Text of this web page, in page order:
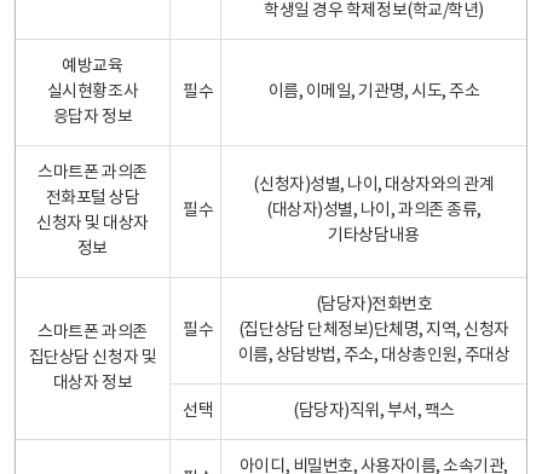
학생일 경우 학제정보(학교/학년)
예방교육
실시현황조사
응답자 정보
필수 이름, 이메일, 기관명, 시도, 주소
스마트폰 과의존
전화포털 상담
신청자 및 대상자
정보
필수
(신청자)성별, 나이, 대상자와의 관계
(대상자)성별, 나이, 과의존 종류,
기타상담내용
스마트폰 과의존
집단상담 신청자 및
대상자 정보
필수
(담당자)전화번호
(집단상담 단체정보)단체명, 지역, 신청자
이름, 상담방법, 주소, 대상총인원, 주대상
선택 (담당자)직위, 부서, 팩스
아이디, 비밀번호, 사용자이름, 소속기관,